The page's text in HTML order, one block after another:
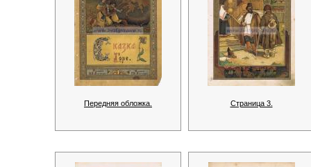
Передняя обложка. Страница 3.